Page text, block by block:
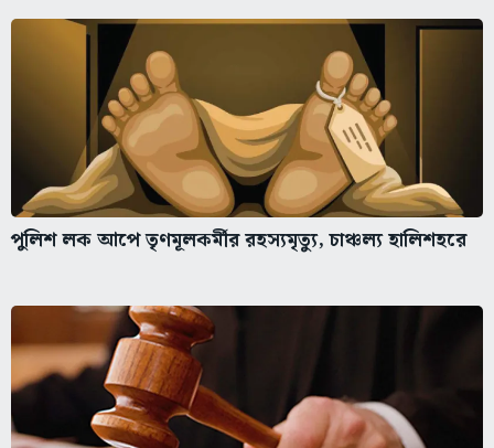
পুলিশ লক আপে তৃণমূলকর্মীর রহস্যমৃত্যু, চাঞ্চল্য হালিশহরে